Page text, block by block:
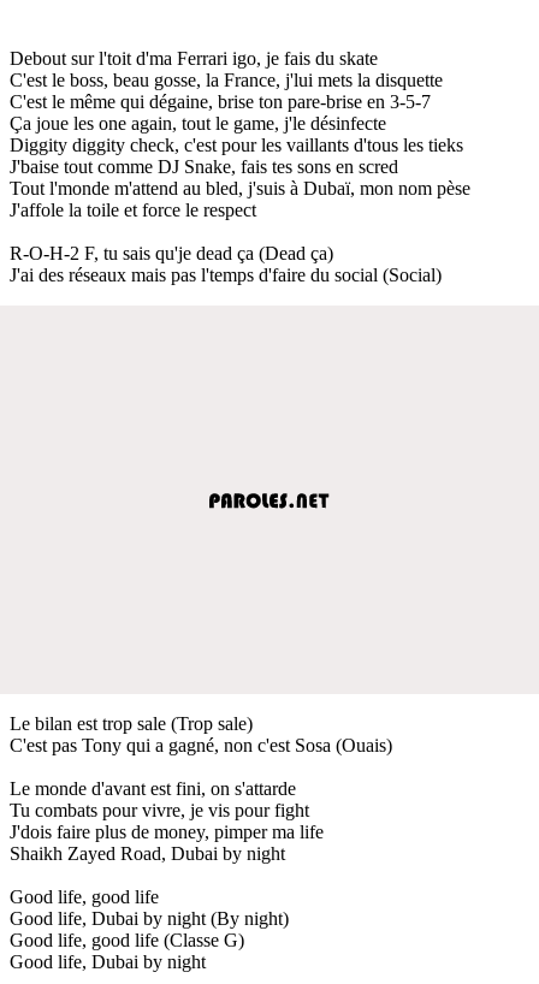
Debout sur l'toit d'ma Ferrari igo, je fais du skate
C'est le boss, beau gosse, la France, j'lui mets la disquette
C'est le même qui dégaine, brise ton pare-brise en 3-5-7
Ça joue les one again, tout le game, j'le désinfecte
Diggity diggity check, c'est pour les vaillants d'tous les tieks
J'baise tout comme DJ Snake, fais tes sons en scred
Tout l'monde m'attend au bled, j'suis à Dubaï, mon nom pèse
J'affole la toile et force le respect
R-O-H-2 F, tu sais qu'je dead ça (Dead ça)
J'ai des réseaux mais pas l'temps d'faire du social (Social)
Le bilan est trop sale (Trop sale)
C'est pas Tony qui a gagné, non c'est Sosa (Ouais)
Le monde d'avant est fini, on s'attarde
Tu combats pour vivre, je vis pour fight
J'dois faire plus de money, pimper ma life
Shaikh Zayed Road, Dubai by night
Good life, good life
Good life, Dubai by night (By night)
Good life, good life (Classe G)
Good life, Dubai by night